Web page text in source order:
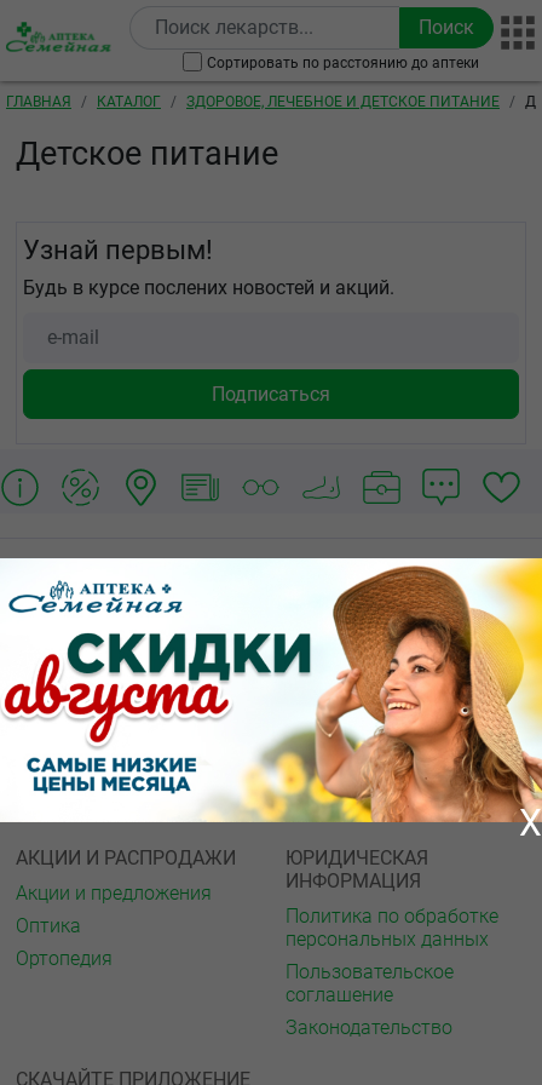
Сортировать по расстоянию до аптеки
Строка навигации
ГЛАВНАЯ КАТАЛОГ ЗДОРОВОЕ, ЛЕЧЕБНОЕ И ДЕТСКОЕ ПИТАНИЕ
Детское питание
Узнай первым!
Будь в курсе послених новостей и акций.
X
О КОМПАНИИ
О нас
Акции
Архив акций
Новости
Вакансии
Контакты
ИНФОРМАЦИЯ
Аптечная справка
Адреса аптек
Спорт и фитнес
Газета
Интернет ресурсы
Мед. учреждения
Обратная связь
АКЦИИ И РАСПРОДАЖИ
Акции и предложения
Оптика
Ортопедия
ЮРИДИЧЕСКАЯ
ИНФОРМАЦИЯ
Политика по обработке
персональных данных
Пользовательское
соглашение
Законодательство
СКАЧАЙТЕ ПРИЛОЖЕНИЕ